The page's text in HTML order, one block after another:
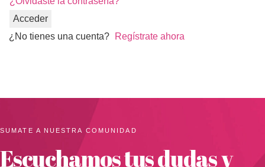
Acceder
¿No tienes una cuenta?
Regístrate ahora
SUMATE A NUESTRA COMUNIDAD
Escuchamos tus dudas y